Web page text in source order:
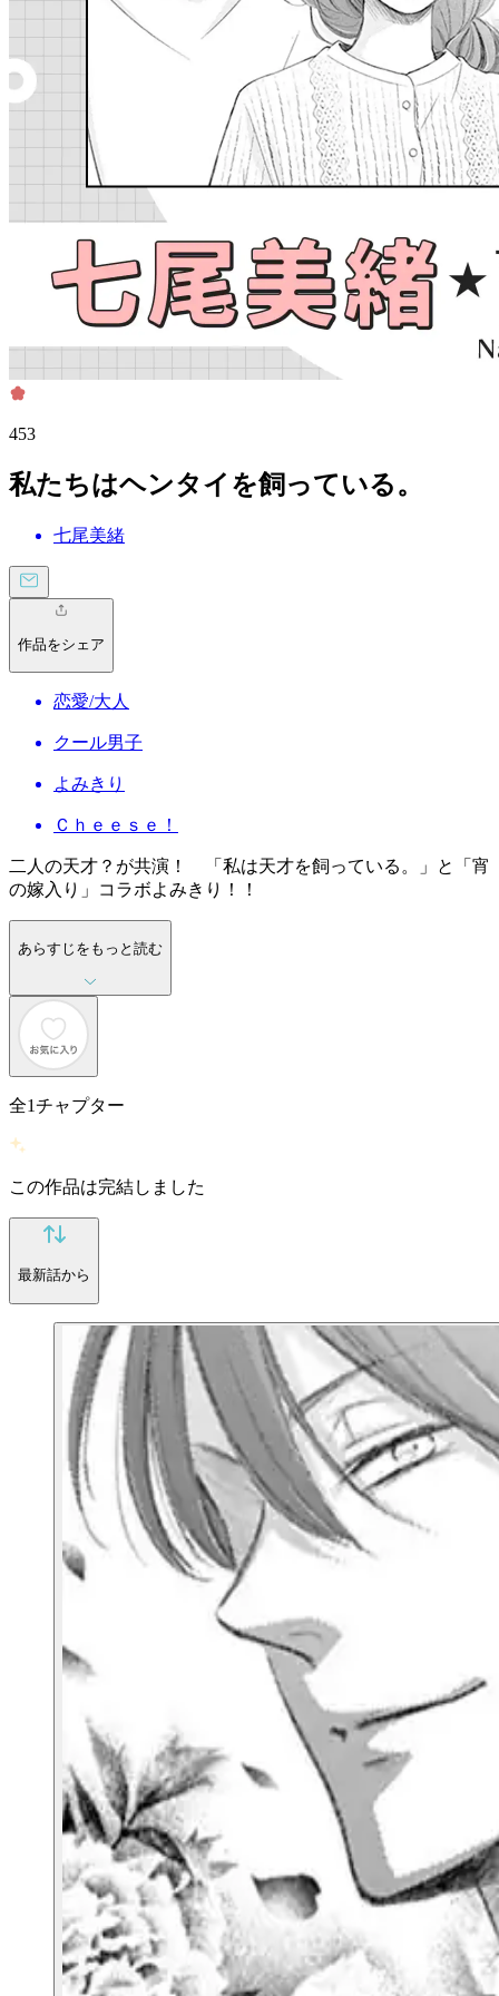
453
私たちはヘンタイを飼っている。
七尾美緒
作品をシェア
恋愛/大人
クール男子
よみきり
Ｃｈｅｅｓｅ！
二人の天才？が共演！ 「私は天才を飼っている。」と「宵
の嫁入り」コラボよみきり！！
あらすじをもっと読む
全1チャプター
この作品は完結しました
最新話から